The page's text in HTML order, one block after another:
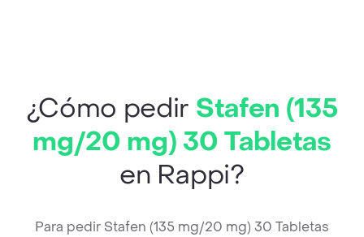
¿Cómo pedir Stafen (135
mg/20 mg) 30 Tabletas
en Rappi?
Para pedir Stafen (135 mg/20 mg) 30 Tabletas